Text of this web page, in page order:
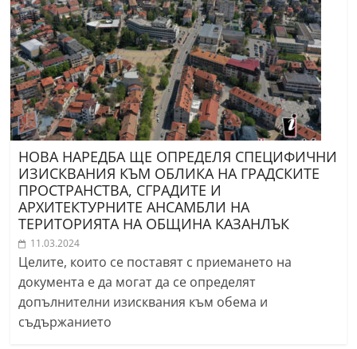
НОВА НАРЕДБА ЩЕ ОПРЕДЕЛЯ СПЕЦИФИЧНИ
ИЗИСКВАНИЯ КЪМ ОБЛИКА НА ГРАДСКИТЕ
ПРОСТРАНСТВА, СГРАДИТЕ И
АРХИТЕКТУРНИТЕ АНСАМБЛИ НА
ТЕРИТОРИЯТА НА ОБЩИНА КАЗАНЛЪК
11.03.2024
Целите, които се поставят с приемането на
документа е да могат да се определят
допълнителни изисквания към обема и
съдържанието